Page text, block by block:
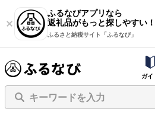
ふるなびアプリなら
返礼品がもっと探しやすい！
ふるさと納税サイト「ふるなび」
ガイ
キーワードを入力